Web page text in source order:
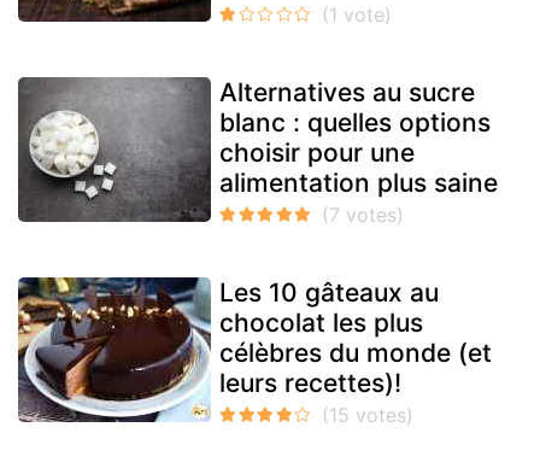
Alternatives au sucre
blanc : quelles options
choisir pour une
alimentation plus saine
Les 10 gâteaux au
chocolat les plus
célèbres du monde (et
leurs recettes)!